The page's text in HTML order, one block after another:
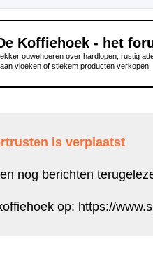
Koffiehoek - het
ouwehoeren over hardlopen, rustig
vloeken of stiekem producten verkopen.
is verplaatst
nog berichten
op: https://